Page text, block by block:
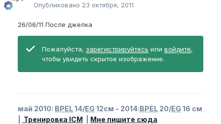
Опубликовано 23 октября, 2011
26/06/11 После джелка
Пожалуйста, зарегистрируйтесь или войдите,
чтобы увидеть скрытое изображение.
май 2010: BPEL14/EG 12см - 2014:BPEL 20/EG 16 см
Тренировка ICM Мне пишите сюда